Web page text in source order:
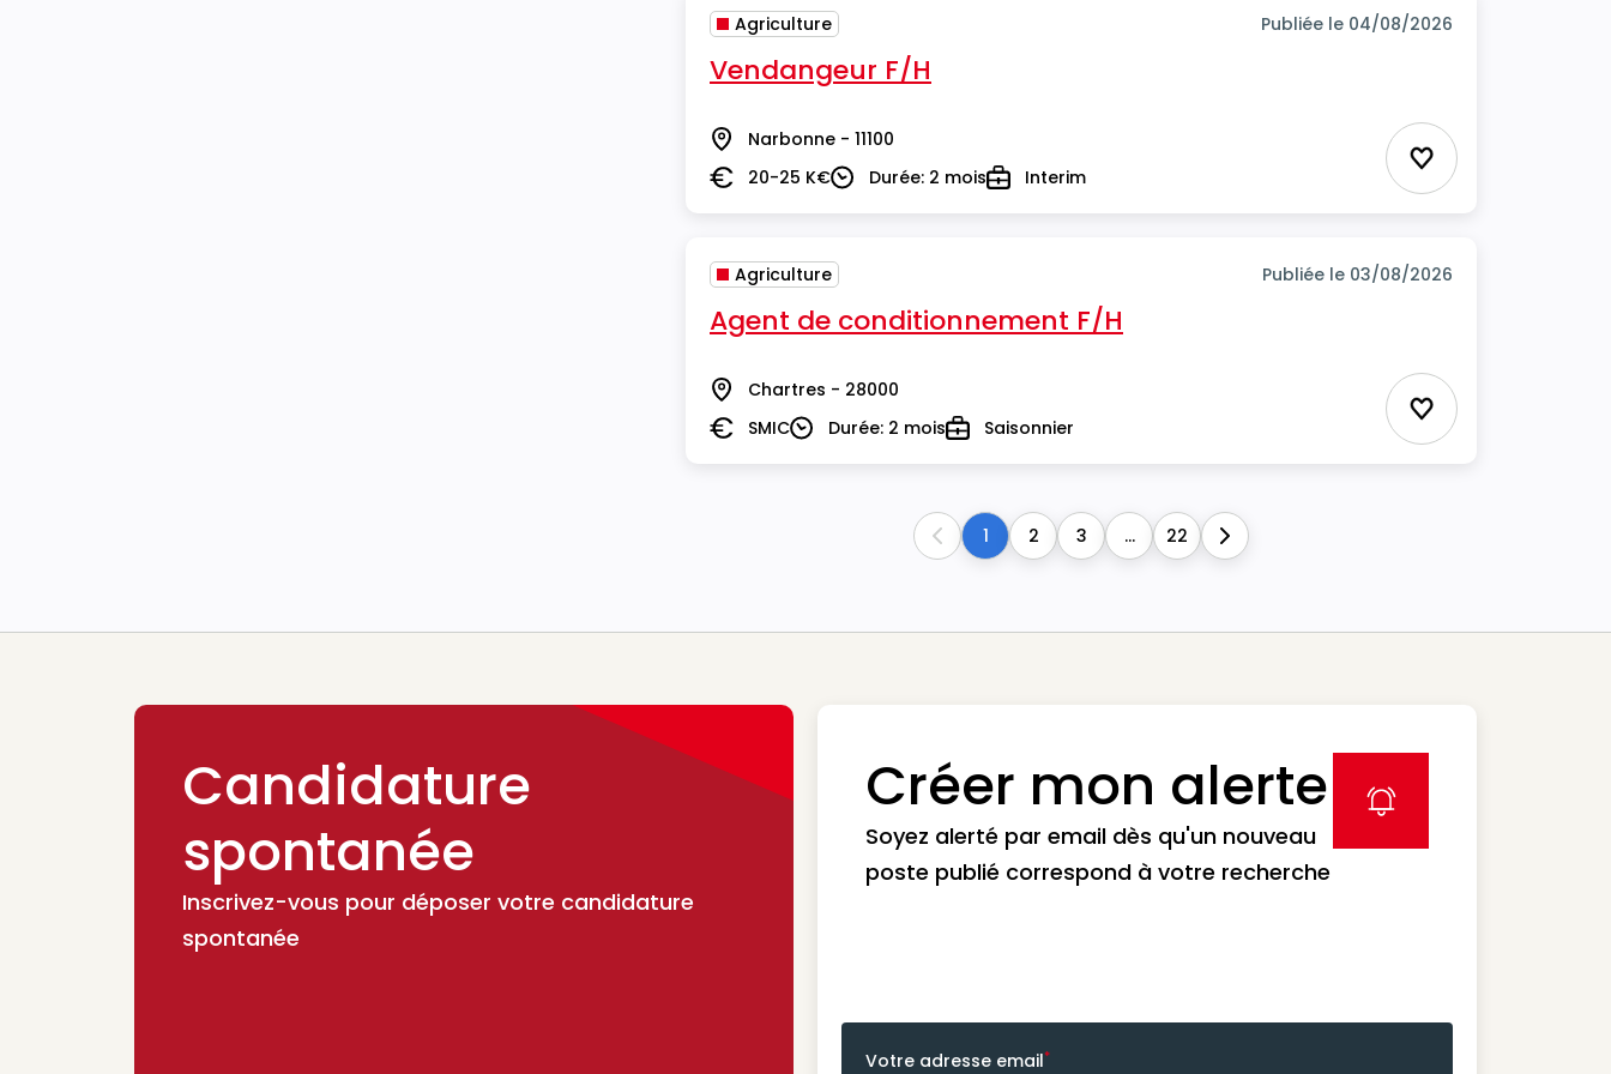
Agriculture Publiée le 04/08/2026
Vendangeur F/H
Lieu Narbonne - 11100
Salaire20-25 K€DuréeDurée: 2 moisTypeInterim Ajouter aux
Agriculture Publiée le 03/08/2026
Agent de conditionnement F/H
Lieu Chartres - 28000
Salaire
SMICDuréeDurée: 2 moisTypeSaisonnier Ajouter aux
Previous
1 2 3 ... 22 Next
Candidature
spontanée
Inscrivez-vous pour déposer votre candidature
spontanée
Créer mon alerte
Soyez alerté par email dès qu'un nouveau
poste publié correspond à votre recherche
label icon
Votre adresse email*